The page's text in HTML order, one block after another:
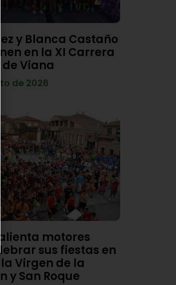
y Blanca Castaño
en la XI Carrera
de Viana
de 2026
motores
sus fiestas en
Virgen de la
y San Roque